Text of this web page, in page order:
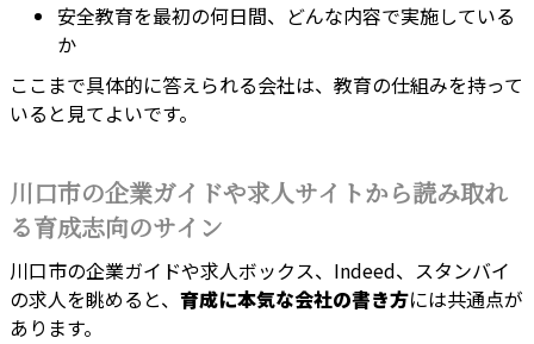
安全教育を最初の何日間、どんな内容で実施している
か
ここまで具体的に答えられる会社は、教育の仕組みを持って
いると見てよいです。
川口市の企業ガイドや求人サイトから読み取れ
る育成志向のサイン
川口市の企業ガイドや求人ボックス、Indeed、スタンバイ
の求人を眺めると、 育成に本気な会社の書き方には共通点が
あります。